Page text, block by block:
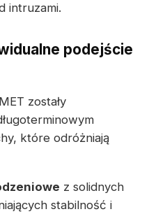
intruzami.
podejście
zostały
które odróżniają
z solidnych
stabilność i